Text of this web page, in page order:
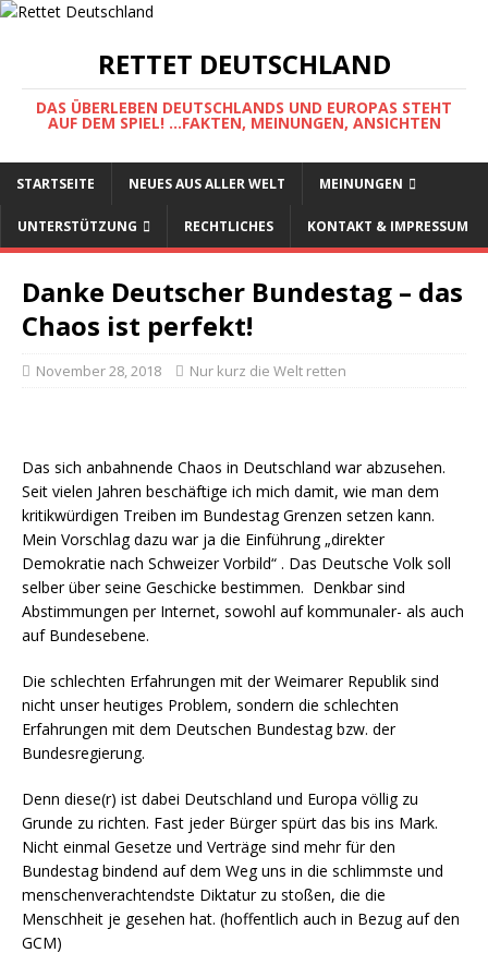
RETTET DEUTSCHLAND
DAS ÜBERLEBEN DEUTSCHLANDS UND EUROPAS STEHT
AUF DEM SPIEL! ...FAKTEN, MEINUNGEN, ANSICHTEN
STARTSEITE NEUES AUS ALLER WELT MEINUNGEN
UNTERSTÜTZUNG RECHTLICHES KONTAKT & IMPRESSUM
Danke Deutscher Bundestag – das
Chaos ist perfekt!
November 28, 2018 Nur kurz die Welt retten
Das sich anbahnende Chaos in Deutschland war abzusehen.
Seit vielen Jahren beschäftige ich mich damit, wie man dem
kritikwürdigen Treiben im Bundestag Grenzen setzen kann.
Mein Vorschlag dazu war ja die Einführung „direkter
Demokratie nach Schweizer Vorbild“ . Das Deutsche Volk soll
selber über seine Geschicke bestimmen. Denkbar sind
Abstimmungen per Internet, sowohl auf kommunaler- als auch
auf Bundesebene.
Die schlechten Erfahrungen mit der Weimarer Republik sind
nicht unser heutiges Problem, sondern die schlechten
Erfahrungen mit dem Deutschen Bundestag bzw. der
Bundesregierung.
Denn diese(r) ist dabei Deutschland und Europa völlig zu
Grunde zu richten. Fast jeder Bürger spürt das bis ins Mark.
Nicht einmal Gesetze und Verträge sind mehr für den
Bundestag bindend auf dem Weg uns in die schlimmste und
menschenverachtendste Diktatur zu stoßen, die die
Menschheit je gesehen hat. (hoffentlich auch in Bezug auf den
GCM)